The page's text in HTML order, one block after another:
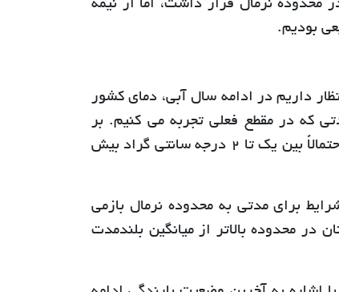
نرمال قرار داشت، اما از نیمه
بودیم.
داریم در ادامه سال آبی، دمای کشور
که در مقطع فعلی تجربه می کنیم. بر
اساس پیش بینی های اقلیمی، میانگین دمای کشور در ادامه سال آبی احتمالاً بین یک تا 2 درجه سانتی گراد بیش
برای مدتی به محدوده نرمال بازمی
محدوده بالاتر از میانگین بلندمدت